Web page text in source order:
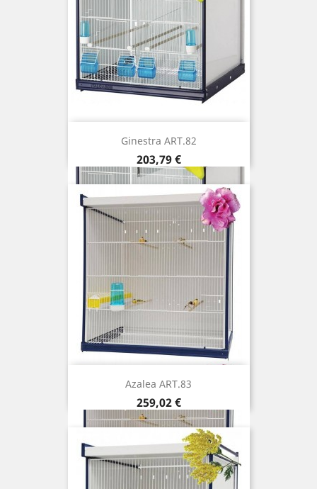
Ginestra ART.82
Prix
203,79 €
Azalea ART.83
Prix
259,02 €